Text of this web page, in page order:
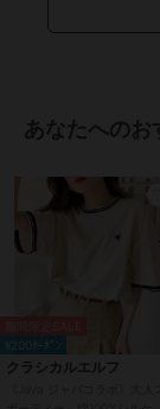
あなたへのお
¥200ｸｰﾎﾟﾝ
クラシカルエルフ